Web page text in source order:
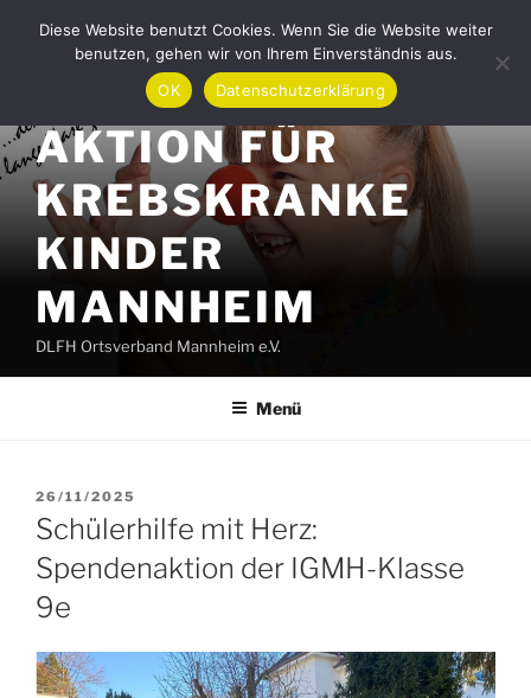
Inhalt
AKTION FÜR
KREBSKRANKE
KINDER
MANNHEIM
DLFH Ortsverband Mannheim e.V.
Menü
VERÖFFENTLICHT
AM
26/11/2025
Schülerhilfe mit Herz:
Spendenaktion der IGMH-Klasse
9e
Diese Website benutzt Cookies. Wenn Sie die Website weiter
benutzen, gehen wir von Ihrem Einverständnis aus.
OK
Datenschutzerklärung